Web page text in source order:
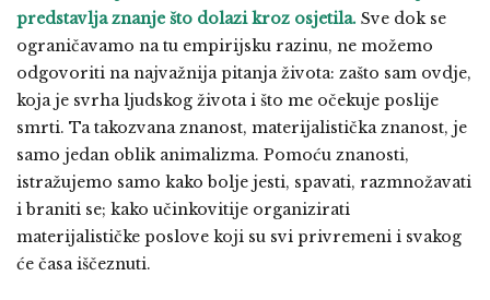
predstavlja znanje što dolazi kroz osjetila. Sve dok se
ograničavamo na tu empirijsku razinu, ne možemo
odgovoriti na najvažnija pitanja života: zašto sam ovdje,
koja je svrha ljudskog života i što me očekuje poslije
smrti. Ta takozvana znanost, materijalistička znanost, je
samo jedan oblik animalizma. Pomoću znanosti,
istražujemo samo kako bolje jesti, spavati, razmnožavati
i braniti se; kako učinkovitije organizirati
materijalističke poslove koji su svi privremeni i svakog
će časa iščeznuti.